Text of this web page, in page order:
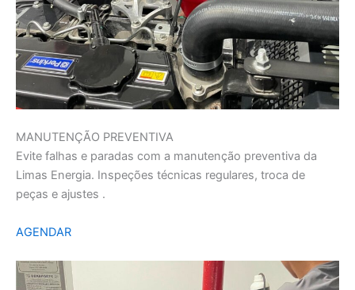
MANUTENÇÃO PREVENTIVA
Evite falhas e paradas com a manutenção preventiva da
Limas Energia. Inspeções técnicas regulares, troca de
peças e ajustes .
AGENDAR